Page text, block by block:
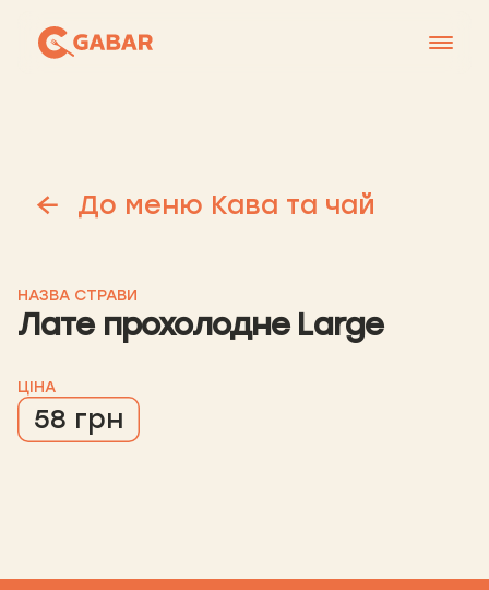
Франшиза
До меню Кава та чай
НАЗВА СТРАВИ
Лате прохолодне Large
ЦІНА
58 грн